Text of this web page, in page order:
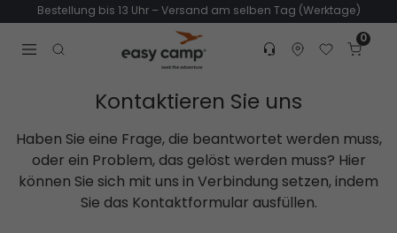
Bestellung bis 13 Uhr – Versand am selben Tag (Werktage)
Open search modal
Customer service
Find dealer
Favorites
Cart
0
Kontaktieren Sie uns
Haben Sie eine Frage, die beantwortet werden muss,
oder ein Problem, das gelöst werden muss? Hier
können Sie sich mit uns in Verbindung setzen, indem
Sie das Kontaktformular ausfüllen.